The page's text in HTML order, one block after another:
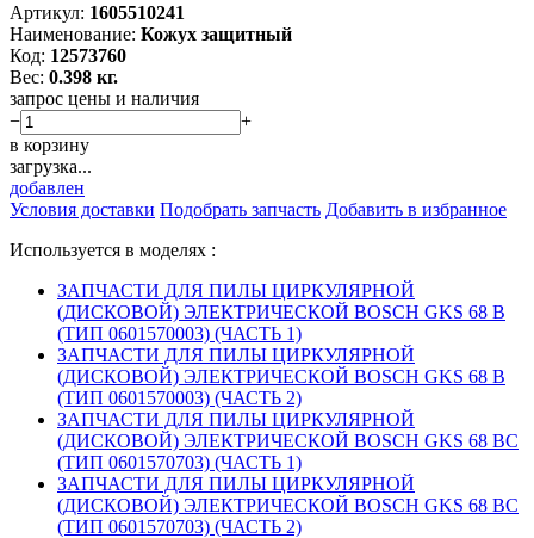
Артикул: 1605510241
Наименование: Кожух защитный
Код: 12573760
Вес: 0.398 кг.
запрос цены и наличия
−
+
в корзину
загрузка...
добавлен
Условия доставки Подобрать запчасть Добавить в избранное
Используется в моделях :
ЗАПЧАСТИ ДЛЯ ПИЛЫ ЦИРКУЛЯРНОЙ
(ДИСКОВОЙ) ЭЛЕКТРИЧЕСКОЙ BOSCH GKS 68 B
(ТИП 0601570003) (ЧАСТЬ 1)
ЗАПЧАСТИ ДЛЯ ПИЛЫ ЦИРКУЛЯРНОЙ
(ДИСКОВОЙ) ЭЛЕКТРИЧЕСКОЙ BOSCH GKS 68 B
(ТИП 0601570003) (ЧАСТЬ 2)
ЗАПЧАСТИ ДЛЯ ПИЛЫ ЦИРКУЛЯРНОЙ
(ДИСКОВОЙ) ЭЛЕКТРИЧЕСКОЙ BOSCH GKS 68 BC
(ТИП 0601570703) (ЧАСТЬ 1)
ЗАПЧАСТИ ДЛЯ ПИЛЫ ЦИРКУЛЯРНОЙ
(ДИСКОВОЙ) ЭЛЕКТРИЧЕСКОЙ BOSCH GKS 68 BC
(ТИП 0601570703) (ЧАСТЬ 2)